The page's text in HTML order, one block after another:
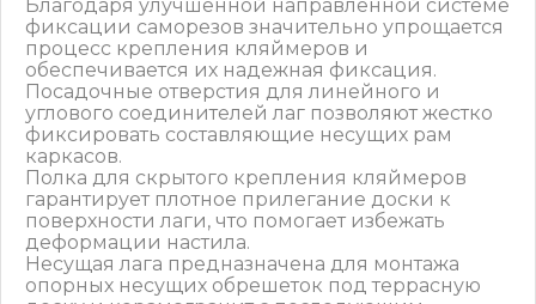
Благодаря улучшенной направленной системе
фиксации саморезов значительно упрощается
процесс крепления кляймеров и
обеспечивается их надежная фиксация.
Посадочные отверстия для линейного и
углового соединителей лаг позволяют жестко
фиксировать составляющие несущих рам
каркасов.
Полка для скрытого крепления кляймеров
гарантирует плотное прилегание доски к
поверхности лаги, что помогает избежать
деформации настила.
Несущая лага предназначена для монтажа
опорных несущих обрешеток под террасную